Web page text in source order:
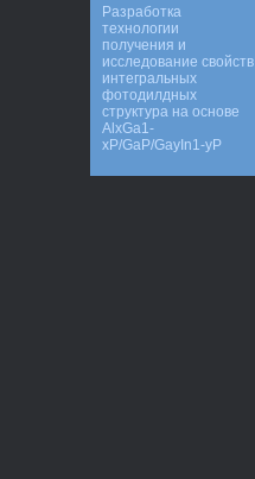
Разработка
технологии
получения и
исследование свойств
интегральных
фотодилдных
структура на основе
AlxGa1-
xP/GaP/GayIn1-yP